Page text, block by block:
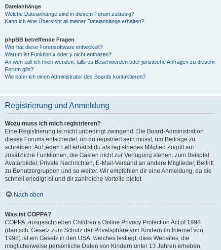
Dateianhänge
Welche Dateianhänge sind in diesem Forum zulässig?
Kann ich eine Übersicht all meiner Dateianhänge erhalten?
phpBB betreffende Fragen
Wer hat diese Forensoftware entwickelt?
Warum ist Funktion x oder y nicht enthalten?
An wen soll ich mich wenden, falls es Beschwerden oder juristische Anfragen zu diesem
Forum gibt?
Wie kann ich einen Administrator des Boards kontaktieren?
Registrierung und Anmeldung
Wozu muss ich mich registrieren?
Eine Registrierung ist nicht unbedingt zwingend. Die Board-Administration
dieses Forums entscheidet, ob du registriert sein musst, um Beiträge zu
schreiben. Auf jeden Fall erhältst du als registriertes Mitglied Zugriff auf
zusätzliche Funktionen, die Gästen nicht zur Verfügung stehen: zum Beispiel
Avatarbilder, Private Nachrichten, E-Mail-Versand an andere Mitglieder, Beitritt
zu Benutzergruppen und so weiter. Wir empfehlen dir eine Anmeldung, da sie
schnell erledigt ist und dir zahlreiche Vorteile bietet.
Nach oben
Was ist COPPA?
COPPA, ausgeschrieben Children’s Online Privacy Protection Act of 1998
(deutsch: Gesetz zum Schutz der Privatsphäre von Kindern im Internet von
1998) ist ein Gesetz in den USA, welches festlegt, dass Websites, die
möglicherweise persönliche Daten von Kindern unter 13 Jahren erheben,